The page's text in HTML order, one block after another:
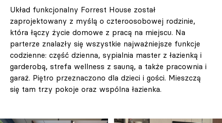
Układ funkcjonalny Forrest House został
zaprojektowany z myślą o czteroosobowej rodzinie,
która łączy życie domowe z pracą na miejscu. Na
parterze znalazły się wszystkie najważniejsze funkcje
codzienne: część dzienna, sypialnia master z łazienką i
garderobą, strefa wellness z sauną, a także pracownia i
garaż. Piętro przeznaczono dla dzieci i gości. Mieszczą
się tam trzy pokoje oraz wspólna łazienka.